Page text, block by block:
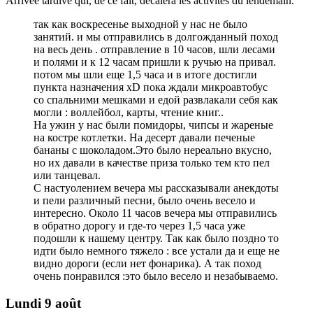
так как воскресенье выходной у нас не было
занятий. и мы отправились в долгожданный поход
на весь день . отправление в 10 часов, шли лесами
и полями и к 12 часам пришли к ручью на привал.
потом мы шли еще 1,5 часа и в итоге достигли
пункта назначения xD пока ждали микроавтобус
со спальними мешками и едой развлакали себя как
могли : воллейбол, карты, чтeние книг..
На ужин у нас были помидоры, чипсы и жареные
на костре котлетки. На дeсерт давали печеные
бананы с шоколадом.Это было нереально вкусно,
но их давали в качестве приза только тем кто пел
или танцевал.
С настуолением вечера мы рассказывали анекдоты
и пели различный песни, было очень весело и
интересно. Около 11 часов вечера мы отправились
в обратно дорогу и где-то через 1,5 часа уже
подошли к нашему центру. Так как было поздно то
идти было немного тяжело : все устали да и еще не
видно дороги (если нет фонарика). А так поход
очень понравился :это было весело и незабываемо.
Lundi 9 août